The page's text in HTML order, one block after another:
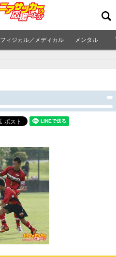
フィジカル／メディカル メンタル